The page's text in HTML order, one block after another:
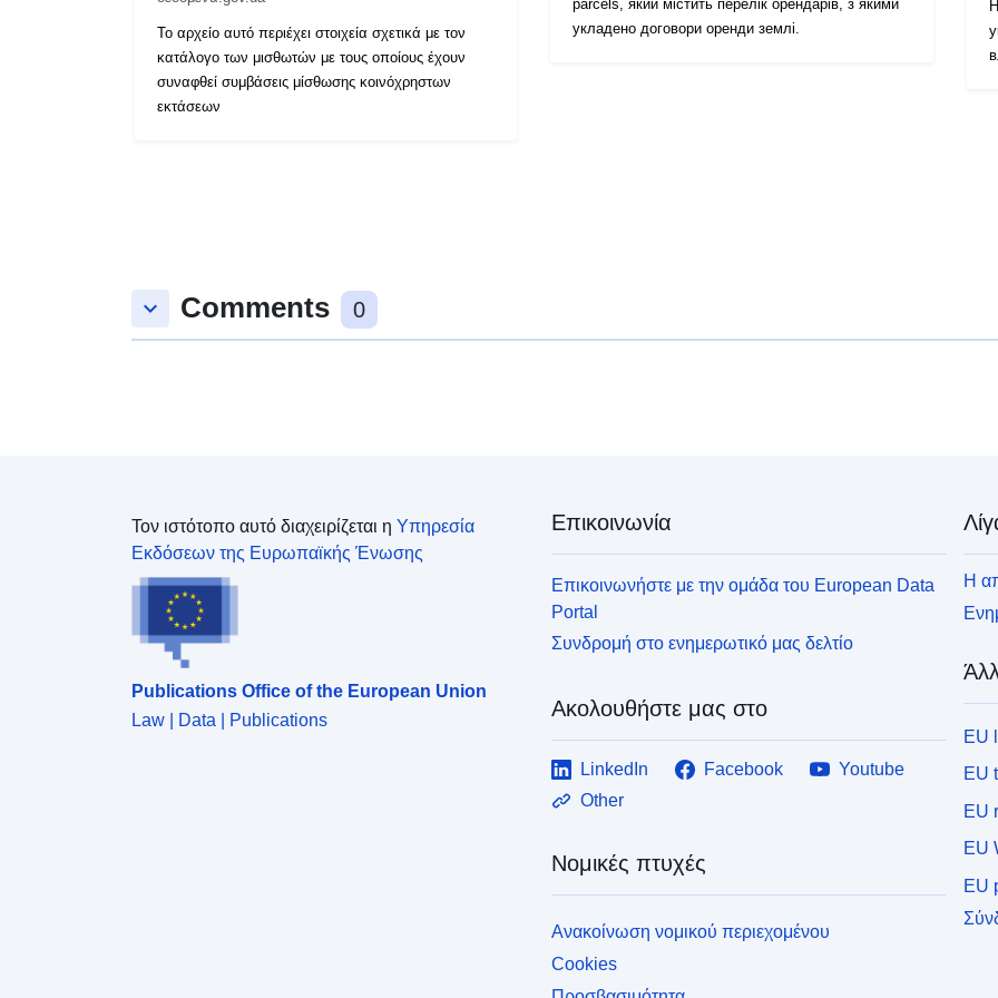
Το αρχείο αυτό περιέχει στοιχεία σχετικά με τον
κατάλογο των μισθωτών με τους οποίους έχουν
συναφθεί συμβάσεις μίσθωσης κοινόχρηστων
εκτάσεων
parcels, який містить перелік орендарів, з якими
укладено договори оренди землі.
keyboard_arrow_down Comments 0
Τον ιστότοπο αυτό διαχειρίζεται η Υπηρεσία
Εκδόσεων της Ευρωπαϊκής Ένωσης
Publications Office of the European Union
Law | Data | Publications
Επικοινωνία
Επικοινωνήστε με την ομάδα του European Data
Portal
Συνδρομή στο ενημερωτικό μας δελτίο
Ακολουθήστε μας στο
LinkedIn Facebook
Youtube
Other
Νομικές πτυχές
Ανακοίνωση νομικού περιεχομένου
Cookies
Η
EU
EU
EU
EU
EU